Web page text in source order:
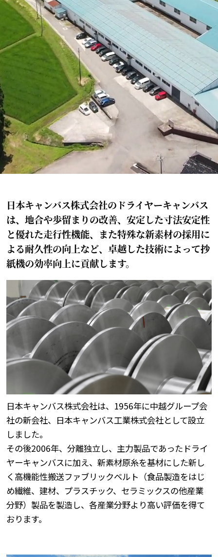
日本キャンバス株式会社のドライヤーキャンバス
は、地合や歩留まりの改善、安定した寸法安定性
と優れた走行性機能、また特殊な新素材の採用に
よる耐久性の向上など、卓越した技術によって抄
紙機の効率向上に貢献します。
日本キャンバス株式会社は、1956年に中越グループ会
社の新会社、日本キャンバス工業株式会社として設立
しました。
その後2006年、分離独立し、主力製品であったドライ
ヤーキャンバスに加え、新素材原糸を基材にした新し
く高機能性搬送ファブリックベルト（食品製造をはじ
め繊維、建材、プラスチック、セラミックスの他産業
分野）製品を製造し、各産業分野より高い評価を得て
おります。